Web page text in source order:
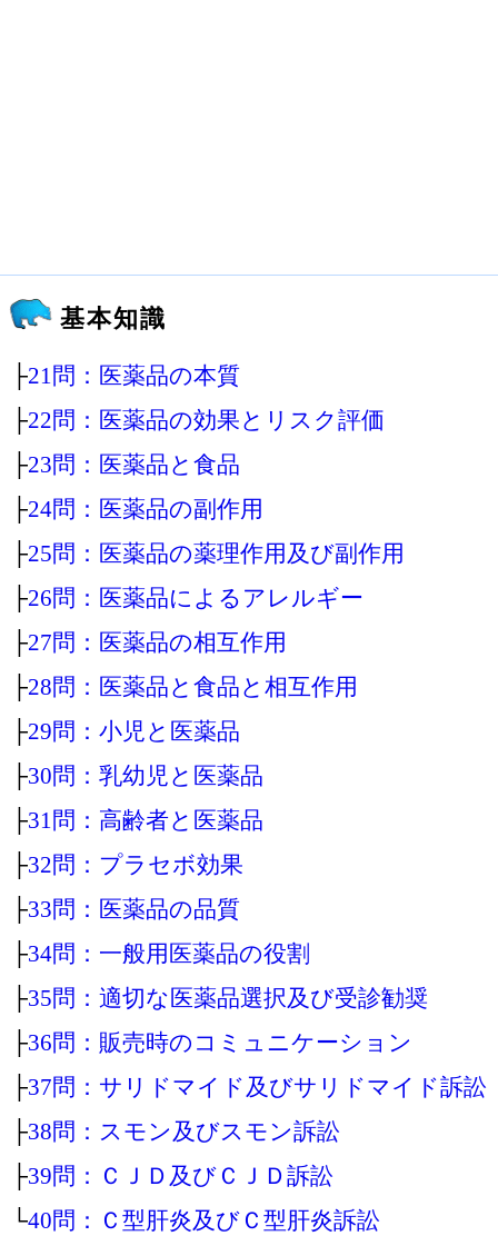
基本知識
├21問：医薬品の本質
├22問：医薬品の効果とリスク評価
├23問：医薬品と食品
├24問：医薬品の副作用
├25問：医薬品の薬理作用及び副作用
├26問：医薬品によるアレルギー
├27問：医薬品の相互作用
├28問：医薬品と食品と相互作用
├29問：小児と医薬品
├30問：乳幼児と医薬品
├31問：高齢者と医薬品
├32問：プラセボ効果
├33問：医薬品の品質
├34問：一般用医薬品の役割
├35問：適切な医薬品選択及び受診勧奨
├36問：販売時のコミュニケーション
├37問：サリドマイド及びサリドマイド訴訟
├38問：スモン及びスモン訴訟
├39問：ＣＪＤ及びＣＪＤ訴訟
└40問：Ｃ型肝炎及びＣ型肝炎訴訟